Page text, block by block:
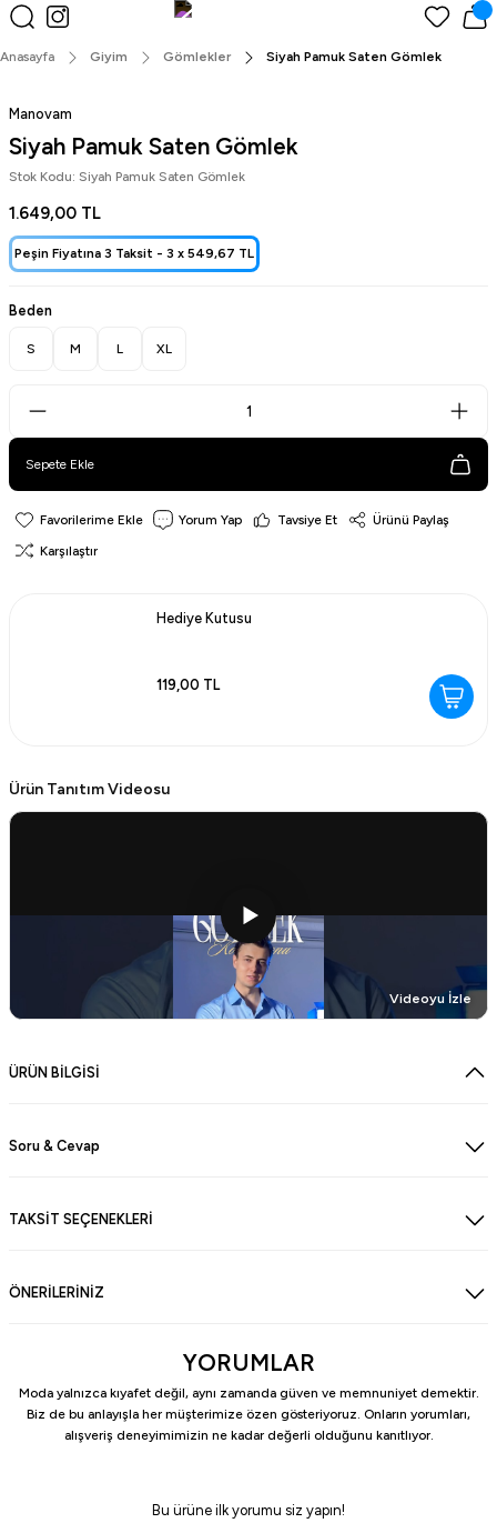
Peşin Fiyatına 3 Taksit!
Anasayfa Giyim Gömlekler Siyah Pamuk Saten Gömlek
Manovam
Siyah Pamuk Saten Gömlek
Stok Kodu: Siyah Pamuk Saten Gömlek
1.649,00 TL
Peşin Fiyatına 3 Taksit - 3 x 549,67 TL
Beden
S M L XL
Sepete Ekle
Yorum Yap Tavsiye Et Ürünü Paylaş
Karşılaştır
Hediye Kutusu
119,00 TL
Ürün Tanıtım Videosu
Videoyu İzle
ÜRÜN BİLGİSİ
Soru & Cevap
TAKSİT SEÇENEKLERİ
ÖNERİLERİNİZ
YORUMLAR
Moda yalnızca kıyafet değil, aynı zamanda güven ve memnuniyet demektir.
Biz de bu anlayışla her müşterimize özen gösteriyoruz. Onların yorumları,
alışveriş deneyimimizin ne kadar değerli olduğunu kanıtlıyor.
Bu ürüne ilk yorumu siz yapın!